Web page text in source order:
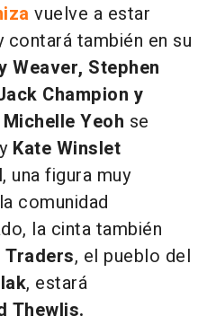
vuelve a estar
contará también en su
Weaver, Stephen
Champion y
Michelle Yeoh se
Kate Winslet
una figura muy
comunidad
la cinta también
Traders, el pueblo del
, estará
Thewlis.